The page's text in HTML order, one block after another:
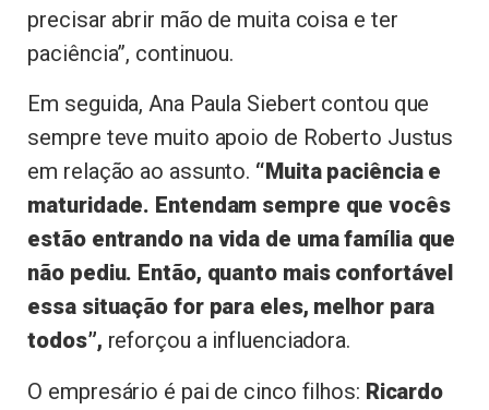
precisar abrir mão de muita coisa e ter
paciência”, continuou.
Em seguida, Ana Paula Siebert contou que
sempre teve muito apoio de Roberto Justus
em relação ao assunto. “Muita paciência e
maturidade. Entendam sempre que vocês
estão entrando na vida de uma família que
não pediu. Então, quanto mais confortável
essa situação for para eles, melhor para
todos”, reforçou a influenciadora.
O empresário é pai de cinco filhos: Ricardo